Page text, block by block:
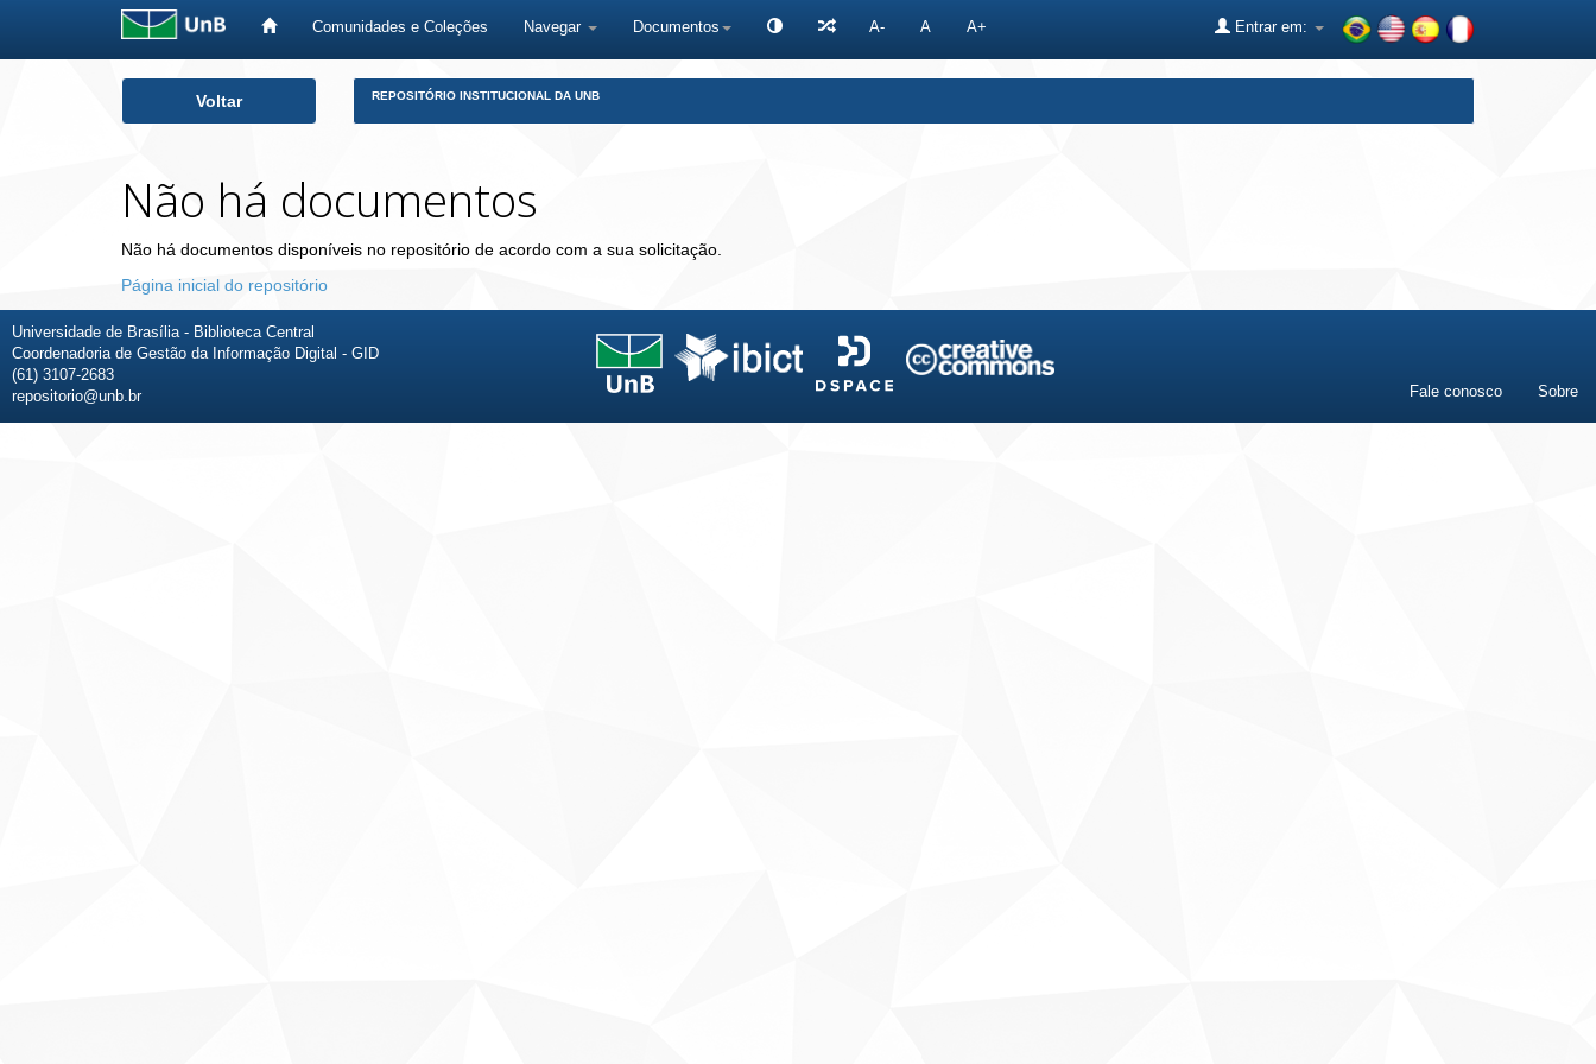
Comunidades e Coleções Navegar Documentos A- A A+ Entrar em:
Voltar REPOSITÓRIO INSTITUCIONAL DA UNB
Não há documentos
Não há documentos disponíveis no repositório de acordo com a sua solicitação.
Página inicial do repositório
Universidade de Brasília - Biblioteca Central
Coordenadoria de Gestão da Informação Digital - GID
(61) 3107-2683
repositorio@unb.br
Fale conosco Sobre